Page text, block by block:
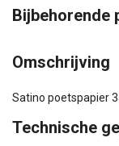
Bijbehorende
Omschrijving
Satino poetspapier
Technische